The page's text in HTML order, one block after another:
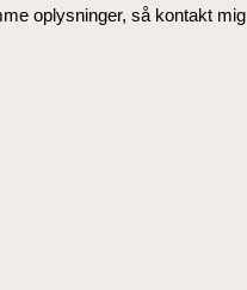
oplysninger, så kontakt mig